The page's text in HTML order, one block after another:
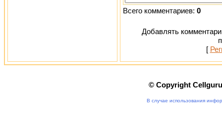
Всего комментариев: 0
Добавлять
[
© Copyright
В случае использования